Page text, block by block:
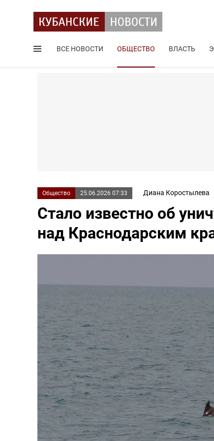
ВСЕ НОВОСТИ ОБЩЕСТВО ВЛАСТЬ
Общество 25.06.2026 07:33 Диана Коростылева
Стало известно об
над Краснодарским